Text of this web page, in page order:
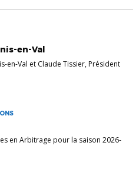
en-Val
en-Val et Claude Tissier, Président
en Arbitrage pour la saison 2026-